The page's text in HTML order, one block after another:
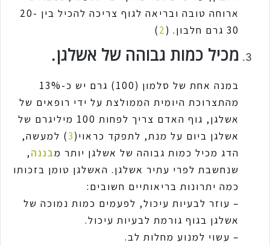
ארוחה טובה ובריאה לגוף צריכה להכיל בין 20-
30 גרם חלבון. (
2
)
מכיל כמות גבוהה של אשלגן.
במנה אחת של סלמון (100) גרם יש כ-13%
מהתצרוכת היומית הממולצת על ידי רופאים של
אשלגן, גוף האדם צריך לפחות 100 מיליגרם של
אשלגן ביום על מנת, לתפקד כראוי(3) למעשה,
הדג מכיל כמות גבוהה של אשלגן יותר מבננה,
שנחשבת לפרי עתיר אשלגן. האשלגן טומן בזכותו
כמה יתרונות בריאותיים חשובים:
– עוזר לבעיות עיכול, לפעמים כמות נמוכה של
אשלגן בגוף גורמת לבעיות עיכול.
– עשוי למנוע מחלות לב.